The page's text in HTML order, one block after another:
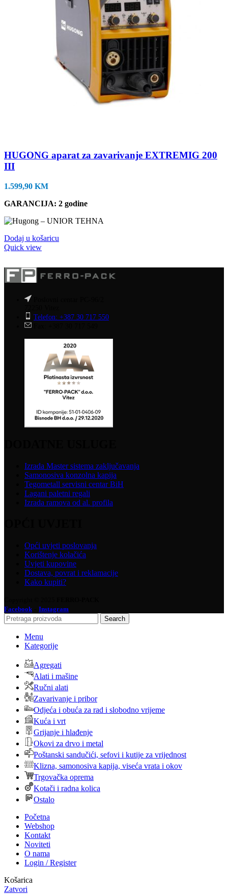
HUGONG aparat za zavarivanje EXTREMIG 200
III
1.599,90 KM
GARANCIJA: 2 godine
Dodaj u košaricu
Quick view
Telefon: +387 30 717 550
Izrada Master sistema zaključavanja
Samonosiva konzolna kapija
Tegometall servisni centar BiH
Lagani paletni regali
Izrada ramova od al. profila
Opći uvjeti poslovanja
Korištenje kolačića
Uvjeti kupovine
Dostava, povrat i reklamacije
Kako kupiti?
Facebook
Instagram
Search
Menu
Kategorije
Agregati
Alati i mašine
Ručni alati
Zavarivanje i pribor
Odjeća i obuća za rad i slobodno vrijeme
Kuća i vrt
Grijanje i hlađenje
Okovi za drvo i metal
Poštanski sandučići, sefovi i kutije za vrijednost
Klizna, samonosiva kapija, viseća vrata i okov
Trgovačka oprema
Kotači i radna kolica
Ostalo
Početna
Webshop
Kontakt
Noviteti
O nama
Login / Register
Košarica
Zatvori